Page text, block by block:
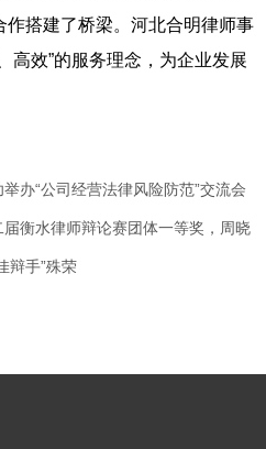
搭建了桥梁。河北合明律师事
高效”的服务理念，为企业发展
办“公司经营法律风险防范”交流会
衡水律师辩论赛团体一等奖，周晓
辩手”殊荣